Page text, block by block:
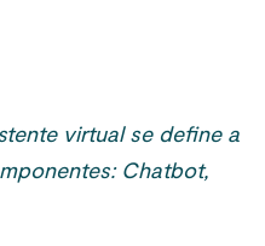
virtual se define a
Chatbot,